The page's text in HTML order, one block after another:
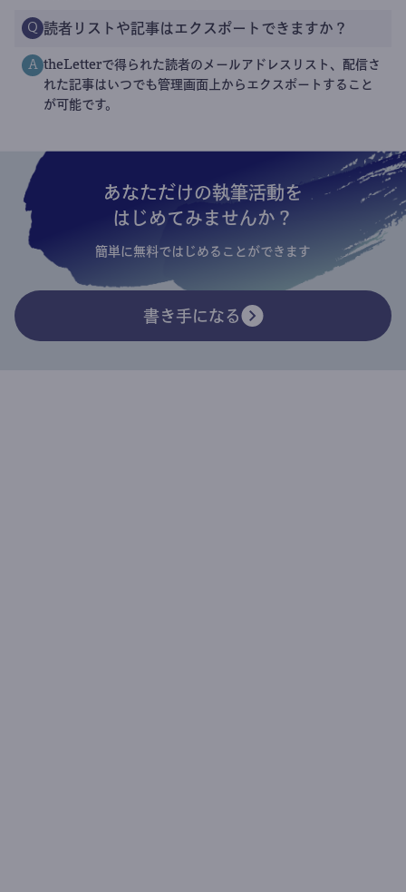
Q 読者リストや記事はエクスポートできますか？
A theLetterで得られた読者のメールアドレスリスト、配信さ
れた記事はいつでも管理画面上からエクスポートすること
が可能です。
あなただけの執筆活動を
はじめてみませんか？
簡単に無料ではじめることができます
書き手になる